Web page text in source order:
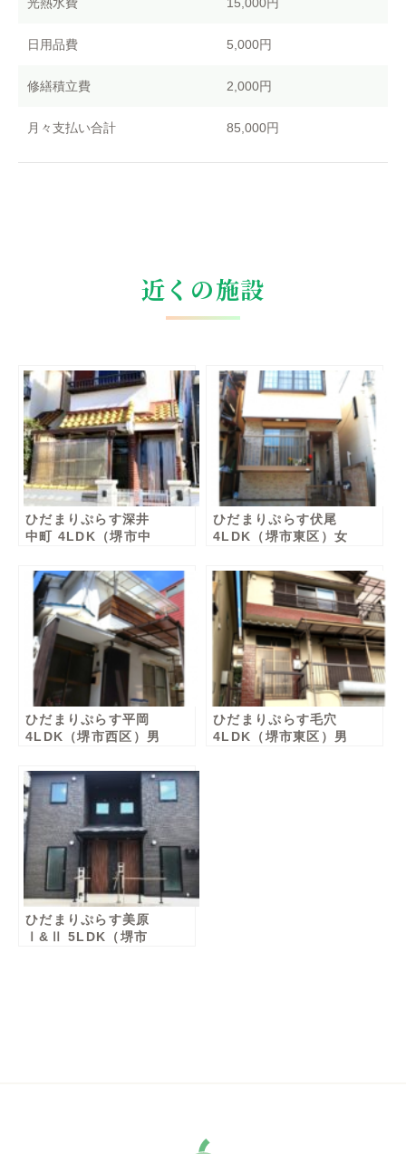
日用品費 5,000円
修繕積立費 2,000円
月々支払い合計 85,000円
近くの施設
ひだまりぷらす深井
中町 4LDK（堺市中
ひだまりぷらす伏尾
4LDK（堺市東区）女
ひだまりぷらす平岡
4LDK（堺市西区）男
ひだまりぷらす毛穴
4LDK（堺市東区）男
ひだまりぷらす美原
Ⅰ&Ⅱ 5LDK（堺市